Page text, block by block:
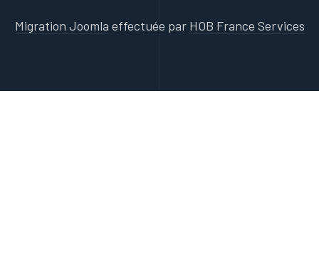
Migration Joomla effectuée par HOB France Services